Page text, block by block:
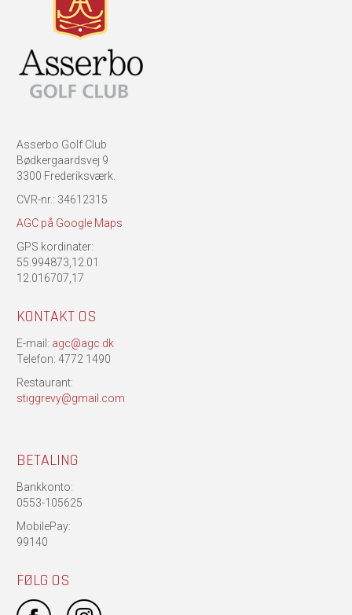
Asserbo Golf Club
Bødkergaardsvej 9
3300 Frederiksværk.
CVR-nr.: 34612315
AGC på Google Maps
GPS kordinater:
55.994873,12.01
12.016707,17
KONTAKT OS
E-mail: agc@agc.dk
Telefon: 4772 1490
Restaurant:
stiggrevy@gmail.com
BETALING
Bankkonto:
0553-105625
MobilePay:
99140
FØLG OS